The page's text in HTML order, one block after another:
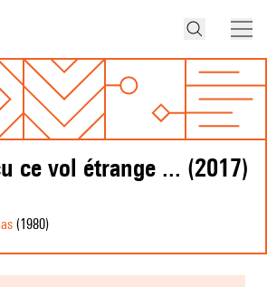
ce vol étrange ... (2017)
(1980)